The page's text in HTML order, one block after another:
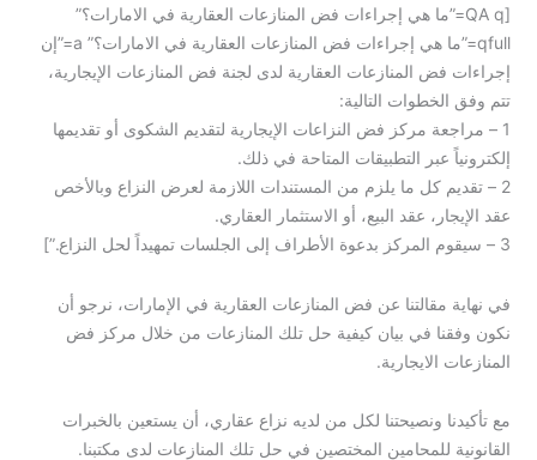
[QA q=”ما هي إجراءات فض المنازعات العقارية في الامارات؟”
qfull=”ما هي إجراءات فض المنازعات العقارية في الامارات؟” a=”إن
إجراءات فض المنازعات العقارية لدى لجنة فض المنازعات الإيجارية،
تتم وفق الخطوات التالية:
1 – مراجعة مركز فض النزاعات الإيجارية لتقديم الشكوى أو تقديمها
إلكترونياً عبر التطبيقات المتاحة في ذلك.
2 – تقديم كل ما يلزم من المستندات اللازمة لعرض النزاع وبالأخص
عقد الإيجار، عقد البيع، أو الاستثمار العقاري.
3 – سيقوم المركز بدعوة الأطراف إلى الجلسات تمهيداً لحل النزاع.”]
في نهاية مقالتنا عن فض المنازعات العقارية في الإمارات، نرجو أن
نكون وفقنا في بيان كيفية حل تلك المنازعات من خلال مركز فض
المنازعات الايجارية.
مع تأكيدنا ونصيحتنا لكل من لديه نزاع عقاري، أن يستعين بالخبرات
القانونية للمحامين المختصين في حل تلك المنازعات لدى مكتبنا.